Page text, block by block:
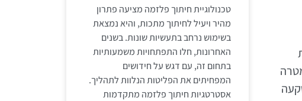
טכנולוגיית חיתוך פלזמה מציעה פתרון
מהיר ויעיל לחיתוך מתכות, והיא נמצאת
בשימוש נרחב בתעשיות שונות. בשנים
האחרונות, חלו התפתחויות משמעותיות
בתחום זה, עם דגש על חידושים
המפחיתים את הפליטות הנלוות לתהליך.
אסטרטגיות חיתוך פלזמה מתקדמות